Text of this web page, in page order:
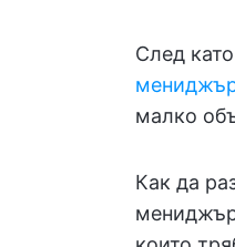
След
малко
Как да